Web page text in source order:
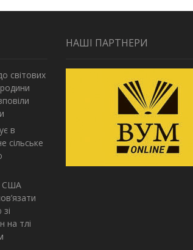
світових
в
сільське
США
на тлі
НАШІ ПАРТНЕРИ